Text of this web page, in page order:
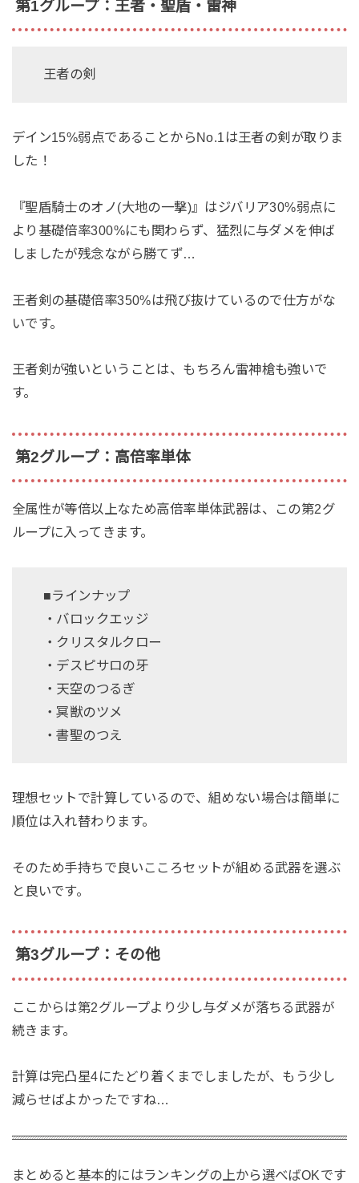
第1グループ：王者・聖盾・雷神
王者の剣
デイン15%弱点であることからNo.1は王者の剣が取りま
した！
『聖盾騎士のオノ(大地の一撃)』はジバリア30%弱点に
より基礎倍率300%にも関わらず、猛烈に与ダメを伸ば
しましたが残念ながら勝てず…
王者剣の基礎倍率350%は飛び抜けているので仕方がな
いです。
王者剣が強いということは、もちろん雷神槍も強いで
す。
第2グループ：高倍率単体
全属性が等倍以上なため高倍率単体武器は、この第2グ
ループに入ってきます。
■ラインナップ
・バロックエッジ
・クリスタルクロー
・デスピサロの牙
・天空のつるぎ
・冥獣のツメ
・書聖のつえ
理想セットで計算しているので、組めない場合は簡単に
順位は入れ替わります。
そのため手持ちで良いこころセットが組める武器を選ぶ
と良いです。
第3グループ：その他
ここからは第2グループより少し与ダメが落ちる武器が
続きます。
計算は完凸星4にたどり着くまでしましたが、もう少し
減らせばよかったですね…
まとめると基本的にはランキングの上から選べばOKです